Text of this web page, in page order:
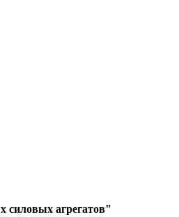
силовых агрегатов"